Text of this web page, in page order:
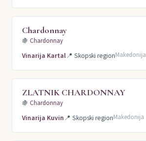
Chardonnay
🍇 Chardonnay
Vinarija Kartal📍 Skopski regionMakedonija
ZLATNIK CHARDONNAY
🍇 Chardonnay
Vinarija Kuvin📍 Skopski regionMakedonija